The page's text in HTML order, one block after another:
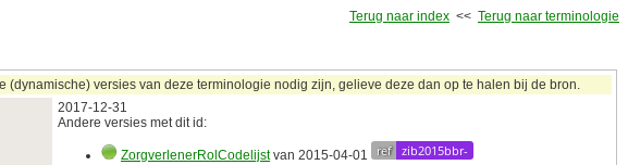
Terug naar index << Terug naar terminologie
versies van deze terminologie nodig zijn, gelieve deze dan op te halen bij de bron.
2017‑12‑31
Andere versies met dit id:
ZorgverlenerRolCodelijstvan 2015‑04‑01 ref zib2015bbr-